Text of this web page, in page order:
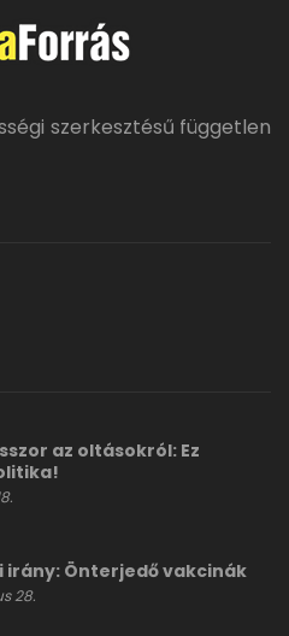
szerkesztésű független
az oltásokról: Ez
irány: Önterjedő vakcinák
28.